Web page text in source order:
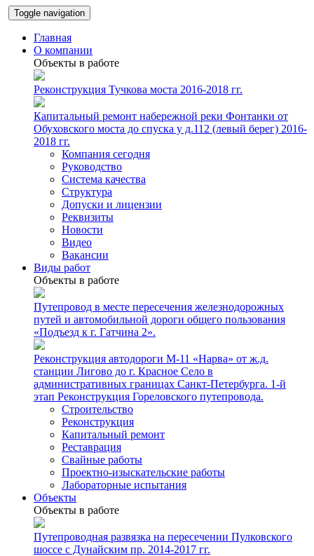
Toggle navigation
Главная
О компании
Объекты в работе
Реконструкция Тучкова моста 2016-2018 гг.
Капитальный ремонт набережной реки Фонтанки от
Обуховского моста до спуска у д.112 (левый берег) 2016-
2018 гг.
Компания сегодня
Руководство
Система качества
Структура
Допуски и лицензии
Реквизиты
Новости
Видео
Вакансии
Виды работ
Объекты в работе
Путепровод в месте пересечения железнодорожных
путей и автомобильной дороги общего пользования
«Подъезд к г. Гатчина 2».
Реконструкция автодороги М-11 «Нарва» от ж.д.
станции Лигово до г. Красное Село в
административных границах Санкт-Петербурга. 1-й
этап Реконструкция Гореловского путепровода.
Строительство
Реконструкция
Капитальный ремонт
Реставрация
Свайные работы
Проектно-изыскательские работы
Лабораторные испытания
Объекты
Объекты в работе
Путепроводная развязка на пересечении Пулковского
шоссе с Дунайским пр. 2014-2017 гг.